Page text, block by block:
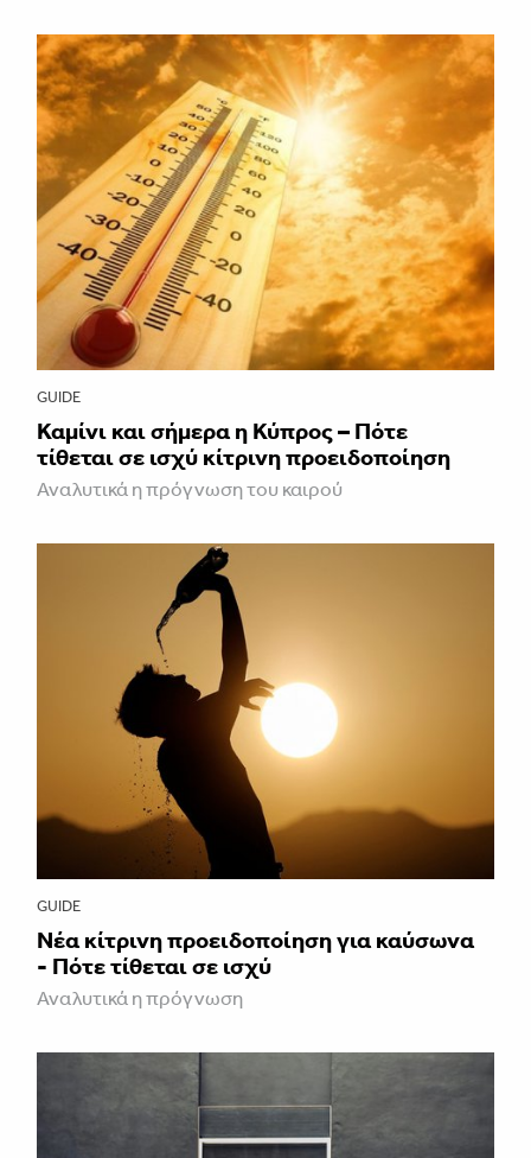
GUIDE
Καμίνι και σήμερα η Κύπρος – Πότε
τίθεται σε ισχύ κίτρινη προειδοποίηση
Αναλυτικά η πρόγνωση του καιρού
GUIDE
Νέα κίτρινη προειδοποίηση για καύσωνα
- Πότε τίθεται σε ισχύ
Αναλυτικά η πρόγνωση